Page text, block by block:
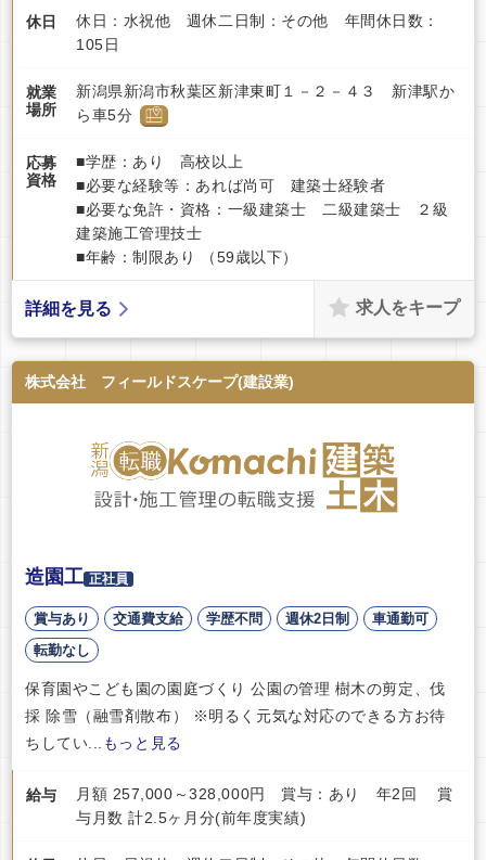
休日
休日：水祝他 週休二日制：その他 年間休日数：
105日
就業
場所
新潟県新潟市秋葉区新津東町１－２－４３ 新津駅か
ら車5分
応募
資格
■学歴：あり 高校以上
■必要な経験等：あれば尚可 建築士経験者
■必要な免許・資格：一級建築士 二級建築士 ２級
建築施工管理技士
■年齢：制限あり （59歳以下）
詳細を見る 求人をキープ
株式会社 フィールドスケープ(建設業)
造園工 正社員
賞与あり 交通費支給 学歴不問 週休2日制
車通勤可
転勤なし
保育園やこども園の園庭づくり 公園の管理 樹木の剪定、伐
採 除雪（融雪剤散布） ※明るく元気な対応のできる方お待
ちしてい... もっと見る
給与
月額 257,000～328,000円 賞与：あり 年2回 賞
与月数 計2.5ヶ月分(前年度実績)